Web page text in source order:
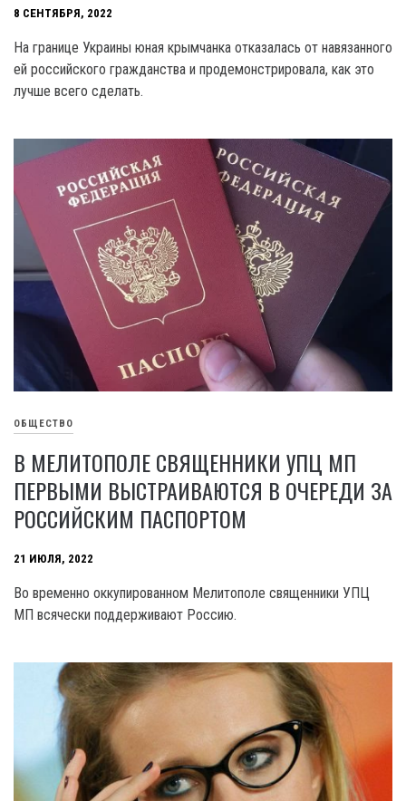
8 СЕНТЯБРЯ, 2022
На границе Украины юная крымчанка отказалась от навязанного
ей российского гражданства и продемонстрировала, как это
лучше всего сделать.
ОБЩЕСТВО
В МЕЛИТОПОЛЕ СВЯЩЕННИКИ УПЦ МП
ПЕРВЫМИ ВЫСТРАИВАЮТСЯ В ОЧЕРЕДИ ЗА
РОССИЙСКИМ ПАСПОРТОМ
21 ИЮЛЯ, 2022
Во временно оккупированном Мелитополе священники УПЦ
МП всячески поддерживают Россию.